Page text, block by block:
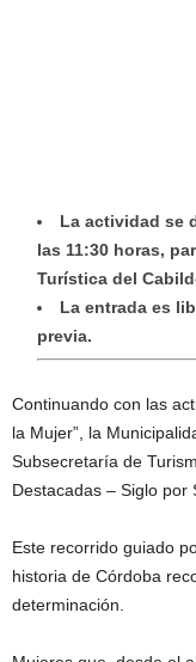
La actividad se
las 11:30 horas,
Turística del
La entrada es
previa.
Continuando con las
la Mujer”, la
Subsecretaría de
Destacadas – Siglo por
Este recorrido guiado
historia de Córdoba
determinación.